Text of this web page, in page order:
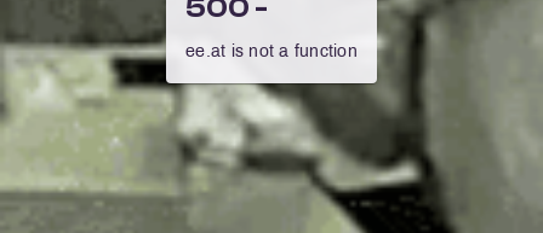
500 -
ee.at is not a function